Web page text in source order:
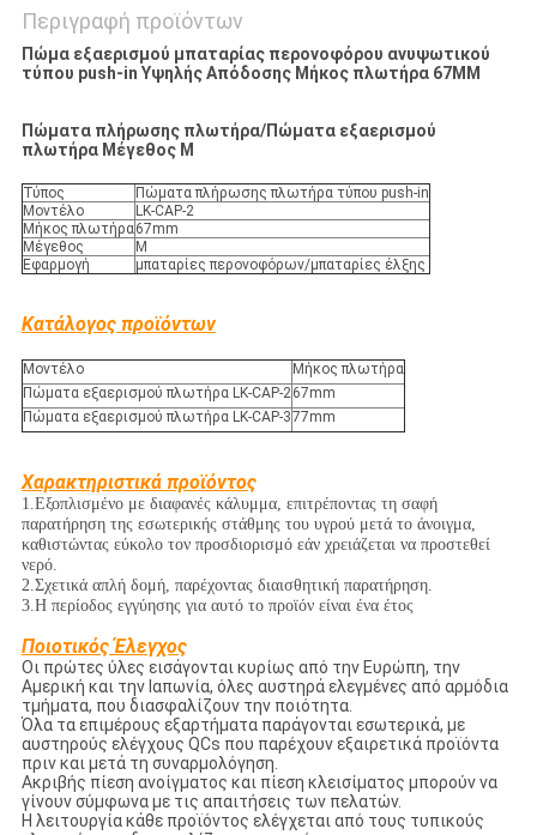
Περιγραφή προϊόντων
Πώμα εξαερισμού μπαταρίας περονοφόρου ανυψωτικού
τύπου push-in Υψηλής Απόδοσης Μήκος πλωτήρα 67MM
Πώματα πλήρωσης πλωτήρα/Πώματα εξαερισμού
πλωτήρα Μέγεθος M
Τύπος
Πώματα πλήρωσης πλωτήρα τύπου push-in
Μοντέλο
LK-CAP-2
Μήκος πλωτήρα67mm
Μέγεθος
M
Εφαρμογή
μπαταρίες περονοφόρων/μπαταρίες έλξης
Κατάλογος προϊόντων
Μοντέλο
Μήκος πλωτήρα
Πώματα εξαερισμού πλωτήρα LK-CAP-267mm
Πώματα εξαερισμού πλωτήρα LK-CAP-377mm
Χαρακτηριστικά προϊόντος
1.Εξοπλισμένο με διαφανές κάλυμμα, επιτρέποντας τη σαφή
παρατήρηση της εσωτερικής στάθμης του υγρού μετά το άνοιγμα,
καθιστώντας εύκολο τον προσδιορισμό εάν χρειάζεται να προστεθεί
νερό.
2.Σχετικά απλή δομή, παρέχοντας διαισθητική παρατήρηση.
3.Η περίοδος εγγύησης για αυτό το προϊόν είναι ένα έτος
Ποιοτικός Έλεγχος
Οι πρώτες ύλες εισάγονται κυρίως από την Ευρώπη, την
Αμερική και την Ιαπωνία, όλες αυστηρά ελεγμένες από αρμόδια
τμήματα, που διασφαλίζουν την ποιότητα.
Όλα τα επιμέρους εξαρτήματα παράγονται εσωτερικά, με
αυστηρούς ελέγχους QCs που παρέχουν εξαιρετικά προϊόντα
πριν και μετά τη συναρμολόγηση.
Ακριβής πίεση ανοίγματος και πίεση κλεισίματος μπορούν να
γίνουν σύμφωνα με τις απαιτήσεις των πελατών.
Η λειτουργία κάθε προϊόντος ελέγχεται από τους τυπικούς